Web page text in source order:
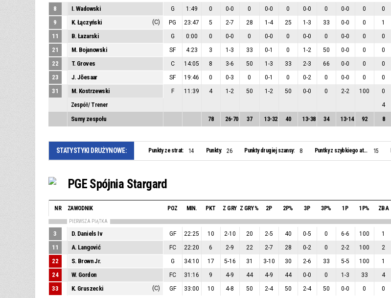
8 I. Wadowski G 1:49 0 0-0 0 0-0 0 0-0 0 0-0 0 0
9 K. Łączyński (C) PG 23:47 5 2-7 28 1-4 25 1-3 33 0-0 0 1
11 B. Łazarski G 0:00 0 0-0 0 0-0 0 0-0 0 0-0 0 0
21 M. Bojanowski SF 4:23 3 1-3 33 0-1 0 1-2 50 0-0 0 0
22 T. Groves C 14:05 8 3-6 50 1-3 33 2-3 66 0-0 0 0
23 J. Jõesaar SF 19:46 0 0-3 0 0-1 0 0-2 0 0-0 0 0
31 M. Kostrzewski F 11:39 4 1-2 50 1-2 50 0-0 0 2-2 100 0
Zespół / Trener
4
Sumy zespołu 78 26-70 37 13-32 40 13-38 34 13-14 92 8
STATYSTYKI DRUŻYNOWE: Punkty ze strat: 14 Punkty: 26 Punkty drugiej szansy: 8 Puntky z szybkiego ataku: 15
PGE Spójnia Stargard
NR ZAWODNIK POZ MIN. PKT Z GRY Z GRY % 2P 2P% 3P 3P% 1P 1P% ZB A
PIERWSZA PIĄTKA
3 D. Daniels Iv GF 22:25 10 2-10 20 2-5 40 0-5 0 6-6 100 1
11 A. Langović FC 22:20 6 2-9 22 2-7 28 0-2 0 2-2 100 2
22 S. Brown Jr. G 34:10 17 5-16 31 3-10 30 2-6 33 5-5 100 1
24 W. Gordon FC 31:16 9 4-9 44 4-9 44 0-0 0 1-3 33 4
33 K. Gruszecki (C) GF 33:00 10 4-8 50 2-4 50 2-4 50 0-0 0 0